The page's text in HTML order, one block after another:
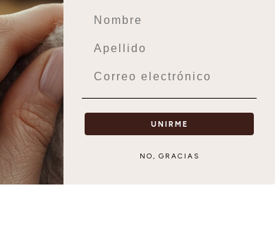
des sertissages de premier
continu, l'
mariage homme
une
bague de mariage
promesse.
pour une naissanceest un
devient un héritage
UNIRME
NO, GRACIAS